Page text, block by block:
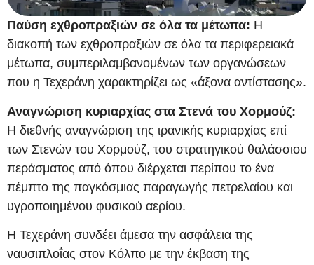
Παύση εχθροπραξιών σε όλα τα μέτωπα: Η
διακοπή των εχθροπραξιών σε όλα τα περιφερειακά
μέτωπα, συμπεριλαμβανομένων των οργανώσεων
που η Τεχεράνη χαρακτηρίζει ως «άξονα αντίστασης».
Αναγνώριση κυριαρχίας στα Στενά του Χορμούζ:
Η διεθνής αναγνώριση της ιρανικής κυριαρχίας επί
των Στενών του Χορμούζ, του στρατηγικού θαλάσσιου
περάσματος από όπου διέρχεται περίπου το ένα
πέμπτο της παγκόσμιας παραγωγής πετρελαίου και
υγροποιημένου φυσικού αερίου.
Η Τεχεράνη συνδέει άμεσα την ασφάλεια της
ναυσιπλοΐας στον Κόλπο με την έκβαση της